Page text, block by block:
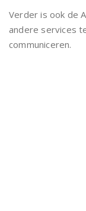
Verder is ook de
andere services
communiceren.